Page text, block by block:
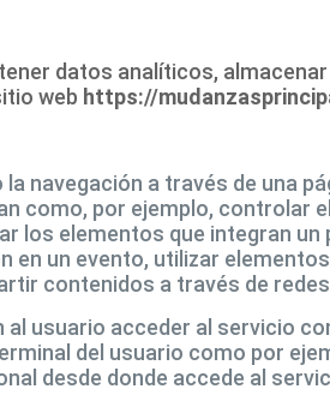
datos analíticos,
web https://
navegación a través de una
como, por ejemplo, controlar
los elementos que integran un
un evento, utilizar
contenidos a través de
al usuario acceder al servicio
del usuario como por
desde donde accede al